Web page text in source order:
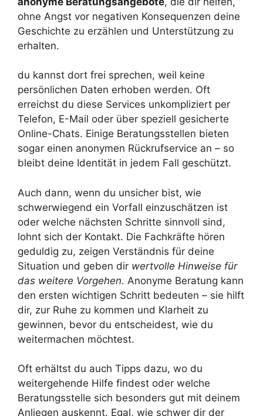
ohne Angst vor negativen Konsequenzen deine
Geschichte zu erzählen und Unterstützung zu
erhalten.
du kannst dort frei sprechen, weil keine
persönlichen Daten erhoben werden. Oft
erreichst du diese Services unkompliziert per
Telefon, E-Mail oder über speziell gesicherte
Online-Chats. Einige Beratungsstellen bieten
sogar einen anonymen Rückrufservice an – so
bleibt deine Identität in jedem Fall geschützt.
Auch dann, wenn du unsicher bist, wie
schwerwiegend ein Vorfall einzuschätzen ist
oder welche nächsten Schritte sinnvoll sind,
lohnt sich der Kontakt. Die Fachkräfte hören
geduldig zu, zeigen Verständnis für deine
Situation und geben dir wertvolle Hinweise für
das weitere Vorgehen. Anonyme Beratung kann
den ersten wichtigen Schritt bedeuten – sie hilft
dir, zur Ruhe zu kommen und Klarheit zu
gewinnen, bevor du entscheidest, wie du
weitermachen möchtest.
Oft erhältst du auch Tipps dazu, wo du
weitergehende Hilfe findest oder welche
Beratungsstelle sich besonders gut mit deinem
Anliegen auskennt. Egal, wie schwer dir der